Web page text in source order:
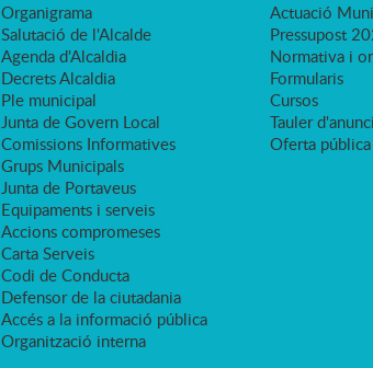
Organigrama
Salutació de l'Alcalde
Agenda d'Alcaldia
Decrets Alcaldia
Ple municipal
Junta de Govern Local
Comissions Informatives
Grups Municipals
Junta de Portaveus
Equipaments i serveis
Accions compromeses
Carta Serveis
Codi de Conducta
Defensor de la ciutadania
Accés a la informació pública
Organització interna
Actuació
Pressupost
Normativa i
Formularis
Cursos
Tauler
Oferta